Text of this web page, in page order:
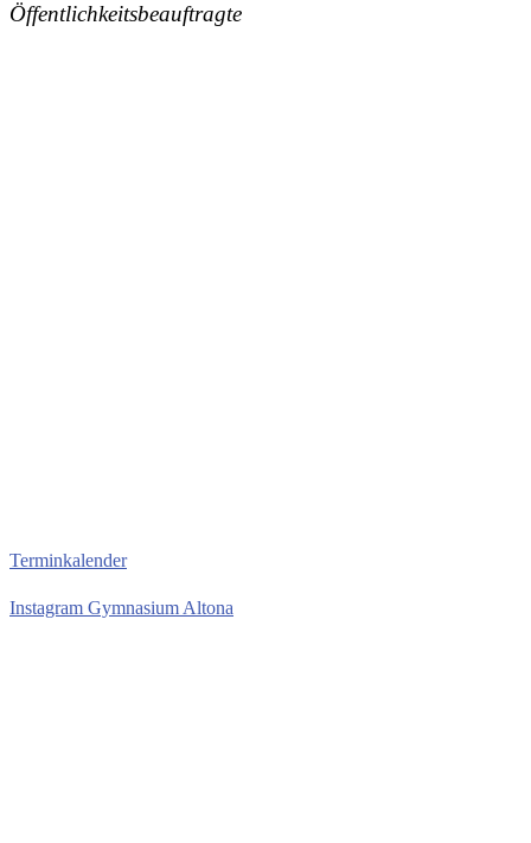
Öffentlichkeitsbeauftragte
Terminkalender
Instagram Gymnasium Altona